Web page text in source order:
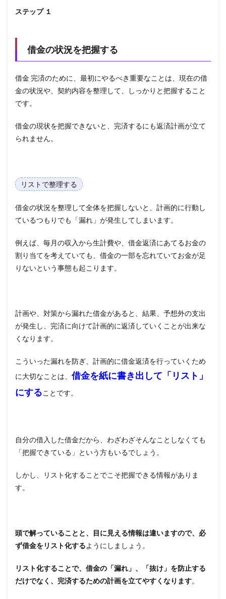
ステップ １
借金の状況を把握する
借金 完済のために、最初にやるべき重要なことは、現在の借
金の状況や、契約内容を整理して、しっかりと把握すること
です。
借金の現状を把握できないと、完済するにも返済計画が立て
られません。
リストで整理する
借金の状況を整理して全体を把握しないと、計画的に行動し
ているつもりでも「漏れ」が発生してしまいます。
例えば、毎月の収入から生計費や、借金返済にあてるお金の
割り当てを考えていても、借金の一部を忘れていてお金が足
りないという事態も起こります。
計画や、対策から漏れた借金があると、結果、予想外の支出
が発生し、完済に向けて計画的に返済していくことが出来な
くなります。
こういった漏れを防ぎ、計画的に借金返済を行っていくため
に大切なことは、 借金を紙に書き出して「リスト」
にすることです。
自分の借入した借金だから、わざわざそんなことしなくても
「把握できている」という方もいるでしょう。
しかし、リスト化することでこそ把握できる情報がありま
す。
頭で解っていることと、目に見える情報は違いますので、必
ず借金をリスト化するようにしましょう。
リスト化することで、借金の「漏れ」、「抜け」を防止する
だけでなく、完済するための計画を立てやすくなります。